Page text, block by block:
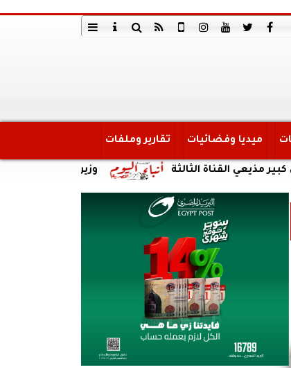
ميديا وفضائيات تقارير وملفات
وزير الصناعة يشارك في الثالثة